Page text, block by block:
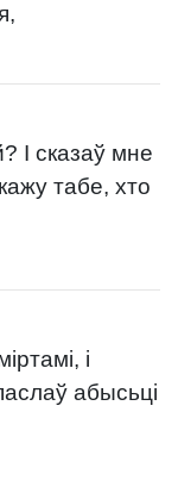
І сказаў мне
табе, хто
і
абысьці